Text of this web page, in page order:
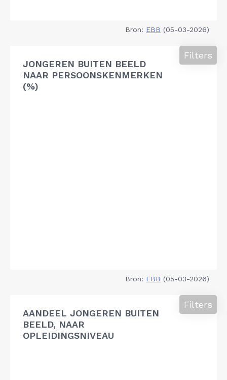
Bron: EBB (05-03-2026)
JONGEREN BUITEN BEELD
NAAR PERSOONSKENMERKEN
(%)
Filters
Bron: EBB (05-03-2026)
AANDEEL JONGEREN BUITEN
BEELD, NAAR
OPLEIDINGSNIVEAU
Filters